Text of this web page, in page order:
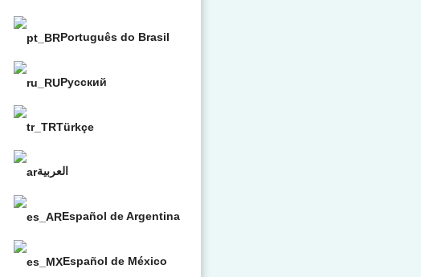
Português do Brasil
Русский
Türkçe
العربية
Español de Argentina
Español de México